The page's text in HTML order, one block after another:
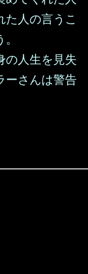
た人の言うこ
の人生を見失
ーさんは警告